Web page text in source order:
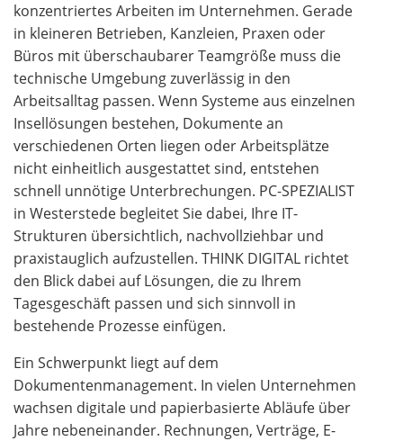
konzentriertes Arbeiten im Unternehmen. Gerade
in kleineren Betrieben, Kanzleien, Praxen oder
Büros mit überschaubarer Teamgröße muss die
technische Umgebung zuverlässig in den
Arbeitsalltag passen. Wenn Systeme aus einzelnen
Insellösungen bestehen, Dokumente an
verschiedenen Orten liegen oder Arbeitsplätze
nicht einheitlich ausgestattet sind, entstehen
schnell unnötige Unterbrechungen. PC-SPEZIALIST
in Westerstede begleitet Sie dabei, Ihre IT-
Strukturen übersichtlich, nachvollziehbar und
praxistauglich aufzustellen. THINK DIGITAL richtet
den Blick dabei auf Lösungen, die zu Ihrem
Tagesgeschäft passen und sich sinnvoll in
bestehende Prozesse einfügen.
Ein Schwerpunkt liegt auf dem
Dokumentenmanagement. In vielen Unternehmen
wachsen digitale und papierbasierte Abläufe über
Jahre nebeneinander. Rechnungen, Verträge, E-